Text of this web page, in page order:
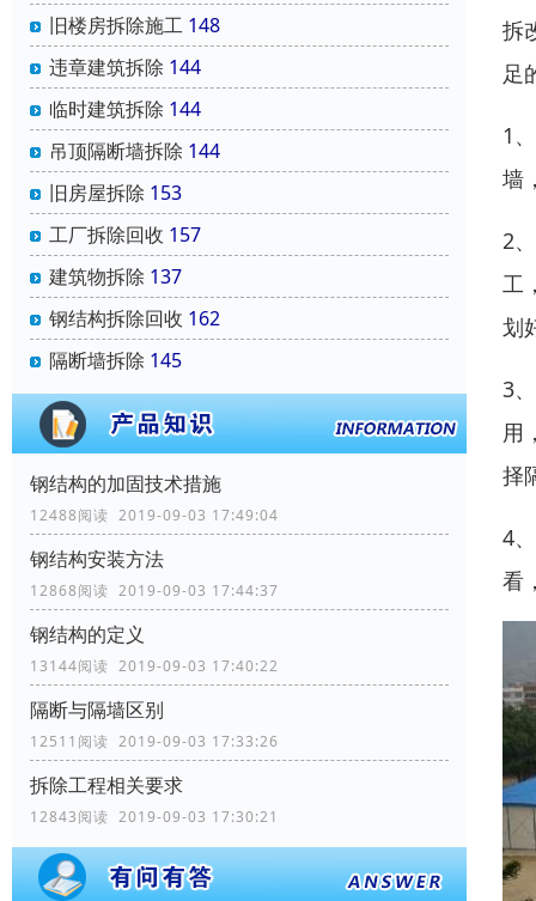
旧楼房拆除施工 148
违章建筑拆除 144
临时建筑拆除 144
吊顶隔断墙拆除 144
旧房屋拆除 153
工厂拆除回收 157
建筑物拆除 137
钢结构拆除回收 162
隔断墙拆除 145
钢结构的加固技术措施
12488阅读 2019-09-03 17:49:04
钢结构安装方法
12868阅读 2019-09-03 17:44:37
钢结构的定义
13144阅读 2019-09-03 17:40:22
隔断与隔墙区别
12511阅读 2019-09-03 17:33:26
拆除工程相关要求
12843阅读 2019-09-03 17:30:21
拆
足
1
墙
2
工
划
3
用
择
4
看